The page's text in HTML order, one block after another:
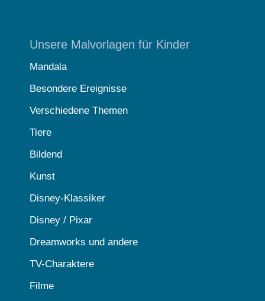
Unsere Malvorlagen für Kinder
Mandala
Besondere Ereignisse
Verschiedene Themen
Tiere
Bildend
Kunst
Disney-Klassiker
Disney / Pixar
Dreamworks und andere
TV-Charaktere
Filme